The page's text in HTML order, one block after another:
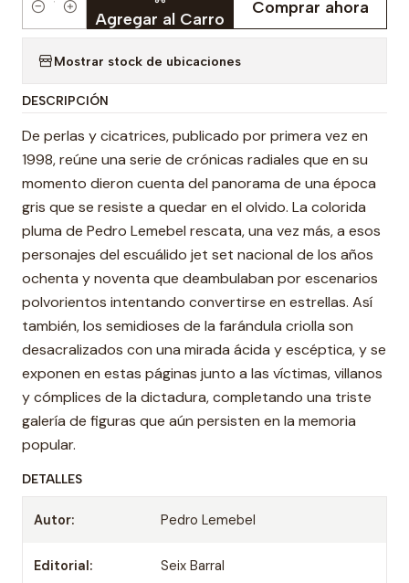
Cantidad Agregar al Carro
Comprar ahora
Mostrar stock de ubicaciones
DESCRIPCIÓN
De perlas y cicatrices, publicado por primera vez en
1998, reúne una serie de crónicas radiales que en su
momento dieron cuenta del panorama de una época
gris que se resiste a quedar en el olvido. La colorida
pluma de Pedro Lemebel rescata, una vez más, a esos
personajes del escuálido jet set nacional de los años
ochenta y noventa que deambulaban por escenarios
polvorientos intentando convertirse en estrellas. Así
también, los semidioses de la farándula criolla son
desacralizados con una mirada ácida y escéptica, y se
exponen en estas páginas junto a las víctimas, villanos
y cómplices de la dictadura, completando una triste
galería de figuras que aún persisten en la memoria
popular.
DETALLES
Autor: Pedro Lemebel
Editorial: Seix Barral